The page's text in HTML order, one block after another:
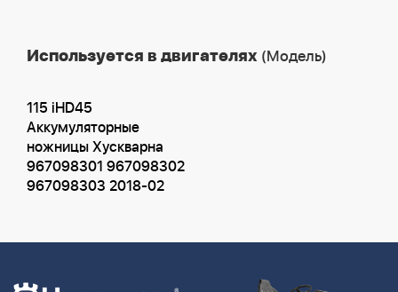
Используется в двигателях (Модель)
115 iHD45
Аккумуляторные
ножницы Хускварна
967098301 967098302
967098303 2018-02